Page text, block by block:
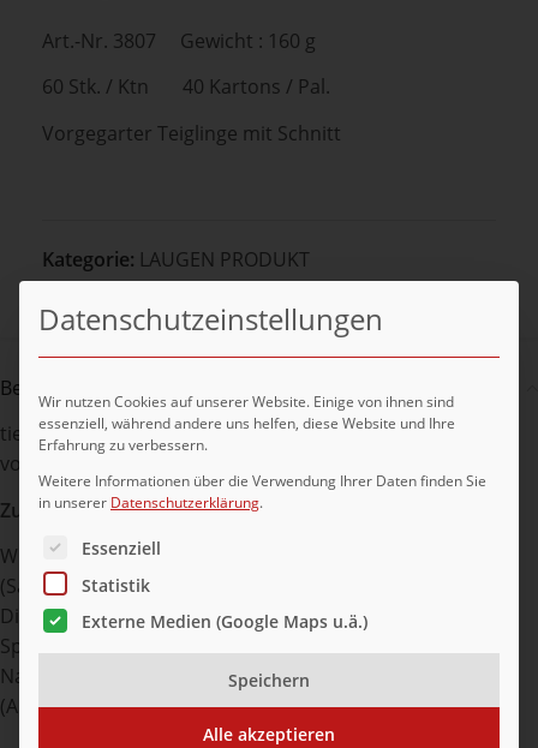
Art.-Nr. 3807 Gewicht : 160 g
60 Stk. / Ktn 40 Kartons / Pal.
Vorgegarter Teiglinge mit Schnitt
Kategorie: LAUGEN PRODUKT
Beschreibung
tiefgefrorener Laugenbrezel, Teigling, mit Schnitt,
vorgegart (mit Salzbeipack)
Zutaten:
WEIZENMEHL, Wasser, Rapsöl, Hefe, jodiertes Speisesalz
(Salz, Kaliumjodat), Emulgator: Mono- und
Diacetylweinsäureester von Mono- und Diglyceriden von
Speisefettsäuren; Brezellauge (Säureregulator:
Natriumhydroxid); Mehlbehandlungsmittel: Enzyme
(Amylase, Hemicellulase), Ascorbinsäure.
Datenschutzeinstellungen
Wir nutzen Cookies auf unserer Website. Einige von ihnen sind
essenziell, während andere uns helfen, diese Website und Ihre
Erfahrung zu verbessern.
Weitere Informationen über die Verwendung Ihrer Daten finden Sie
in unserer Datenschutzerklärung.
Es folgt eine Liste der Service-Gruppen, für die eine
Essenziell
Statistik
Externe Medien (Google Maps u.ä.)
Speichern
Alle akzeptieren